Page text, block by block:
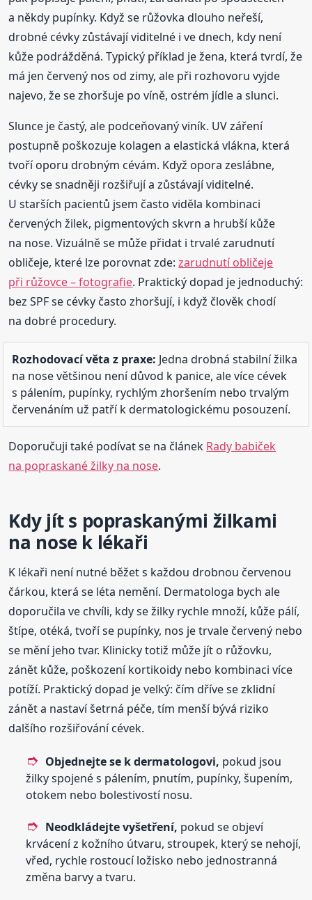
a někdy pupínky. Když se růžovka dlouho neřeší,
drobné cévky zůstávají viditelné i ve dnech, kdy není
kůže podrážděná. Typický příklad je žena, která tvrdí, že
má jen červený nos od zimy, ale při rozhovoru vyjde
najevo, že se zhoršuje po víně, ostrém jídle a slunci.
Slunce je častý, ale podceňovaný viník. UV záření
postupně poškozuje kolagen a elastická vlákna, která
tvoří oporu drobným cévám. Když opora zeslábne,
cévky se snadněji rozšiřují a zůstávají viditelné.
U starších pacientů jsem často viděla kombinaci
červených žilek, pigmentových skvrn a hrubší kůže
na nose. Vizuálně se může přidat i trvalé zarudnutí
obličeje, které lze porovnat zde:zarudnutí obličeje
při růžovce – fotografie. Praktický dopad je jednoduchý:
bez SPF se cévky často zhoršují, i když člověk chodí
na dobré procedury.
Rozhodovací věta z praxe: Jedna drobná stabilní žilka
na nose většinou není důvod k panice, ale více cévek
s pálením, pupínky, rychlým zhoršením nebo trvalým
červenáním už patří k dermatologickému posouzení.
Doporučuji také podívat se na článek Rady babiček
na popraskané žilky na nose.
Kdy jít s popraskanými žilkami
na nose k lékaři
K lékaři není nutné běžet s každou drobnou červenou
čárkou, která se léta nemění. Dermatologa bych ale
doporučila ve chvíli, kdy se žilky rychle množí, kůže pálí,
štípe, otéká, tvoří se pupínky, nos je trvale červený nebo
se mění jeho tvar. Klinicky totiž může jít o růžovku,
zánět kůže, poškození kortikoidy nebo kombinaci více
potíží. Praktický dopad je velký: čím dříve se zklidní
zánět a nastaví šetrná péče, tím menší bývá riziko
dalšího rozšiřování cévek.
Objednejte se k dermatologovi, pokud jsou
žilky spojené s pálením, pnutím, pupínky, šupením,
otokem nebo bolestivostí nosu.
Neodkládejte vyšetření, pokud se objeví
krvácení z kožního útvaru, stroupek, který se nehojí,
vřed, rychle rostoucí ložisko nebo jednostranná
změna barvy a tvaru.